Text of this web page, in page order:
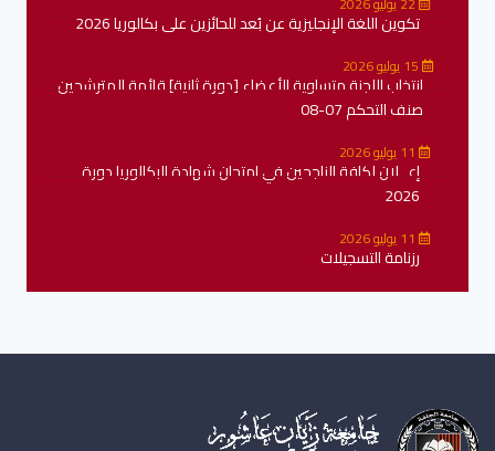
تكوين اللغة الإنجليزية عن بُعد للحائزين على بكالوريا 2026
15 يوليو 2026
انتخاب اللجنة متساوية الأعضاء [دورة ثانية] قائمة المترشحين
صنف التحكم 07-08
11 يوليو 2026
إعــلان لكافة الناجحين في امتحان شهادة البكالوريا دورة
2026
رزنامة التسجيلات